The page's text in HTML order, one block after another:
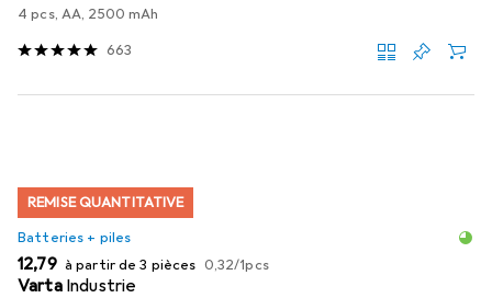
4 pcs, AA, 2500 mAh
663
REMISE QUANTITATIVE
Batteries + piles
EUR
12,79 à partir de 3 pièces EUR
0,32/1pcs
Varta Industrie